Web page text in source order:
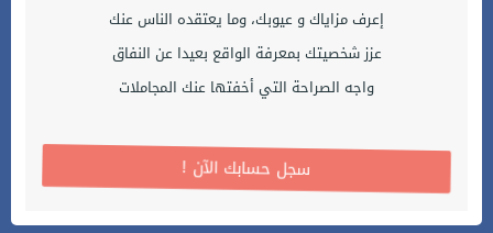
إعرف مزاياك و عيوبك، وما يعتقده الناس عنك
عزز شخصيتك بمعرفة الواقع بعيدا عن النفاق
واجه الصراحة التي أخفتها عنك المجاملات
! سجل حسابك الآن